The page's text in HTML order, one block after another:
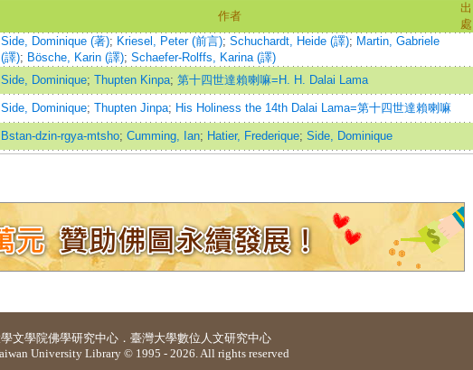
作者
出
處
Side, Dominique (著); Kriesel, Peter (前言); Schuchardt, Heide (譯); Martin, Gabriele
(譯); Bösche, Karin (譯); Schaefer-Rolffs, Karina (譯)
Side, Dominique; Thupten Kinpa; 第十四世達賴喇嘛=H. H. Dalai Lama
Side, Dominique; Thupten Jinpa; His Holiness the 14th Dalai Lama=第十四世達賴喇嘛
Bstan-dzin-rgya-mtsho; Cumming, Ian; Hatier, Frederique; Side, Dominique
文學院佛學研究中心 ． 臺灣大學數位人文研究中心
University Library © 1995 - 2026. All rights reserved